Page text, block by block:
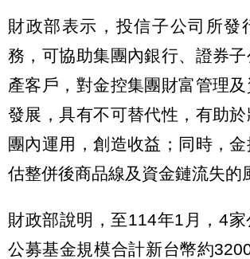
財政部表示，投信子公司所發
務，可協助集團內銀行、證券
產客戶，對金控集團財富管理
發展，具有不可替代性，有助
團內運用，創造收益；同時，
估整併後商品線及資金鏈流失的
財政部說明，至114年1月，4家
公募基金規模合計新台幣約